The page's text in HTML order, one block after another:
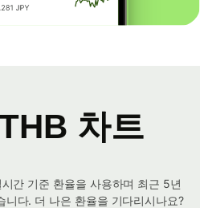
차트
간 기준 환율을 사용하며 최근 5년
니다. 더 나은 환율을 기다리시나요?